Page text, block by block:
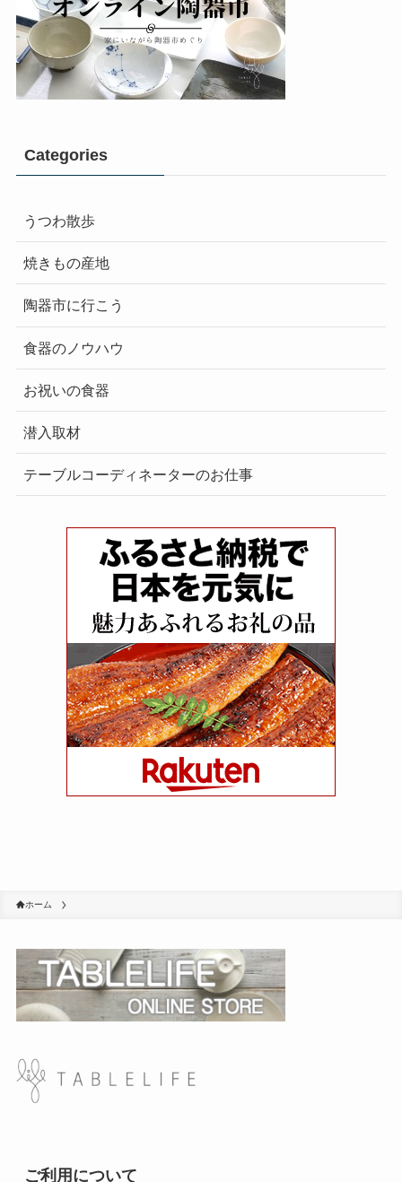
Categories
うつわ散歩
焼きもの産地
陶器市に行こう
食器のノウハウ
お祝いの食器
潜入取材
テーブルコーディネーターのお仕事
ホーム
ご利用について